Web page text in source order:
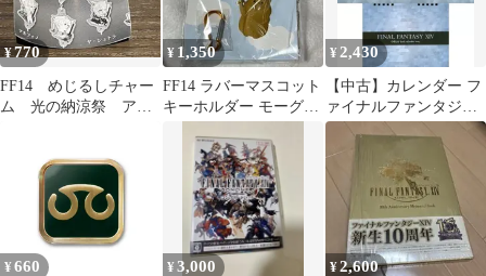
¥770
FF14 めじるしチャー
ム 光の納涼祭 アル
¥ 1,350
FF14 ラバーマスコット
キーホルダー モーグリ
ビーバー
¥2,430
【中古】カレンダー フ
ァイナルファンタジー
XIV 2017年度オフィシ
¥ 660 ¥3,000 ¥2,600